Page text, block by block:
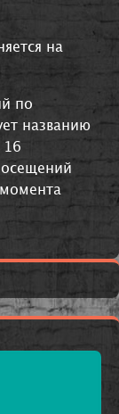
на
по
названию